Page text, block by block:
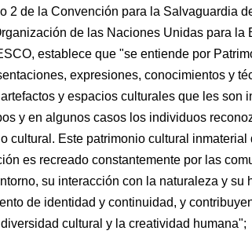
2 de la Convención para la Salvaguardia
de las Naciones Unidas para la
establece que "se entiende por
expresiones, conocimientos y
y espacios culturales que les son
y en algunos casos los individuos
cultural. Este patrimonio cultural inmaterial
es recreado constantemente por las
su interacción con la naturaleza y su
de identidad y continuidad, y
cultural y la creatividad humana";